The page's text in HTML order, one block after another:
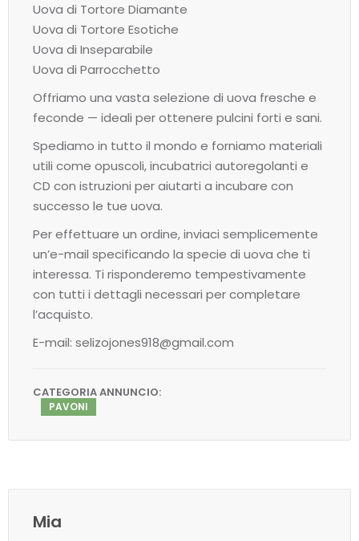
Uova di Tortore Diamante
Uova di Tortore Esotiche
Uova di Inseparabile
Uova di Parrocchetto
Offriamo una vasta selezione di uova fresche e
feconde — ideali per ottenere pulcini forti e sani.
Spediamo in tutto il mondo e forniamo materiali
utili come opuscoli, incubatrici autoregolanti e
CD con istruzioni per aiutarti a incubare con
successo le tue uova.
Per effettuare un ordine, inviaci semplicemente
un’e-mail specificando la specie di uova che ti
interessa. Ti risponderemo tempestivamente
con tutti i dettagli necessari per completare
l’acquisto.
E-mail: selizojones918@gmail.com
CATEGORIA ANNUNCIO:
PAVONI
Mia